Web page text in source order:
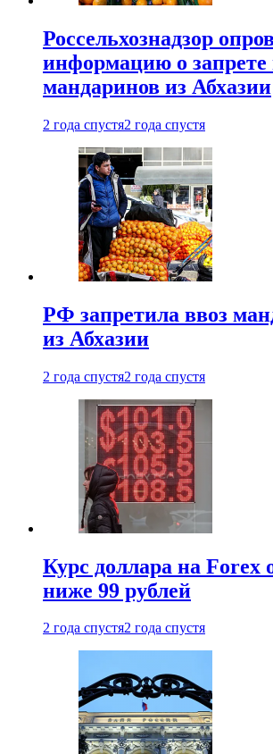
Россельхознадзор
информацию о запрете
мандаринов из Абхазии
2 года спустя2 года спустя
РФ запретила ввоз
из Абхазии
2 года спустя2 года спустя
Курс доллара на Forex
ниже 99 рублей
2 года спустя2 года спустя